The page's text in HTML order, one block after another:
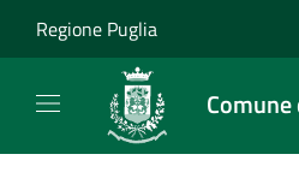
Regione Puglia